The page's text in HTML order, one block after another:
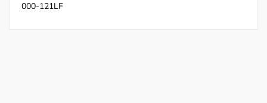
000-121LF